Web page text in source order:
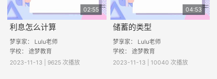
02:55
利息怎么计算
梦享家： Lulu老师
学校： 途梦教育
2023-11-13 | 9625 次播放
04:53
储蓄的类型
梦享家： Lulu老师
学校： 途梦教育
2023-11-13 | 10040 次播放